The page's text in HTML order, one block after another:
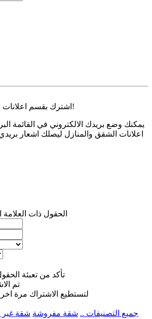
اشترك بقسم اعلانات الشقق والمنازل مجاناً!
يمكنك وضع بريدك الالكتروني في القائمة
اعلانات الشقق والمنازل ليصلك اشعار
الحقول ذات
تأكد من تعبئة
تم
لتستطيع الاشتراك مرة
.. جميع التصنيفات .. شقة مفروشة شقة